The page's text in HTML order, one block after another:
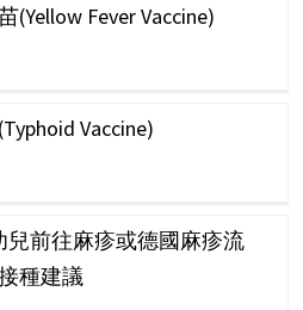
(Yellow Fever Vaccine)
Vaccine)
兒前往麻疹或德國麻疹流
種建議